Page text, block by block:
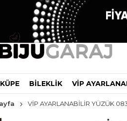
BİLEKLİK VİP
VİP AYARLANABİLİR YÜZÜK